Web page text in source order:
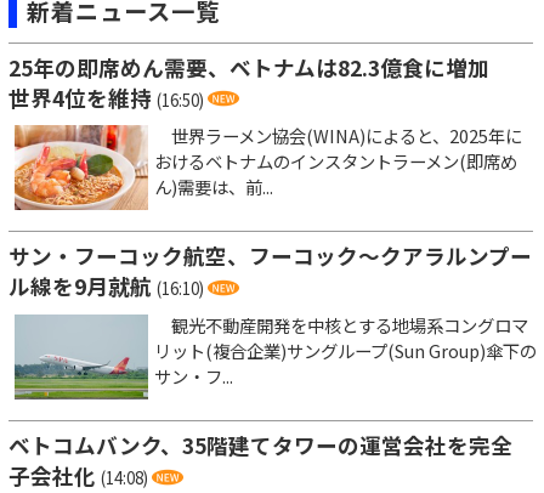
新着ニュース一覧
25年の即席めん需要、ベトナムは82.3億食に増加
世界4位を維持 (16:50)
世界ラーメン協会(WINA)によると、2025年に
おけるベトナムのインスタントラーメン(即席め
ん)需要は、前...
サン・フーコック航空、フーコック～クアラルンプー
ル線を9月就航 (16:10)
観光不動産開発を中核とする地場系コングロマ
リット(複合企業)サングループ(Sun Group)傘下の
サン・フ...
ベトコムバンク、35階建てタワーの運営会社を完全
子会社化 (14:08)